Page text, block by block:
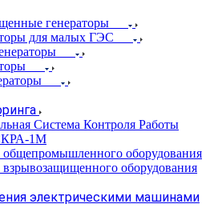
генераторы
для малых ГЭС
Система Контроля Работы
1М
оборудования
оборудования
электрическими машинами